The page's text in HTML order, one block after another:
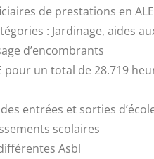
de prestations en
: Jardinage, aides
d’encombrants
un total de 28.719
entrées et sorties
scolaires
Asbl